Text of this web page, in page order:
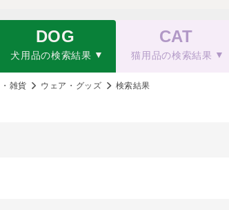
DOG
犬用品の検索結果
CAT
猫用品の検索結果
雑貨 ウェア・グッズ 検索結果